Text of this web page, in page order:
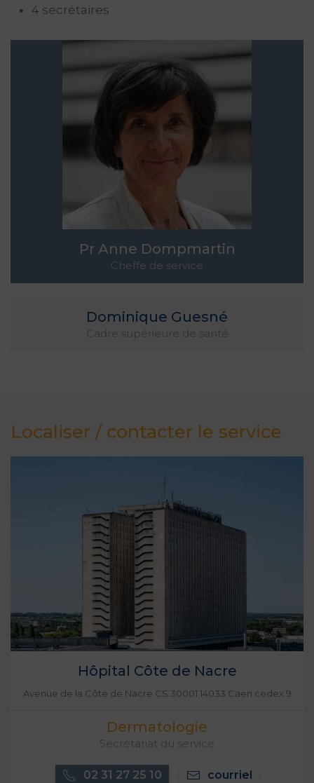
4 secrétaires
Pr Anne Dompmartin
Cheffe de service
Dominique Guesné
Cadre supérieure de santé
Localiser / contacter le service
Hôpital Côte de Nacre
Avenue de la Côte de Nacre CS 30001 14033 Caen cedex 9
Dermatologie
Secrétariat du service
02 31 27 25 10 courriel